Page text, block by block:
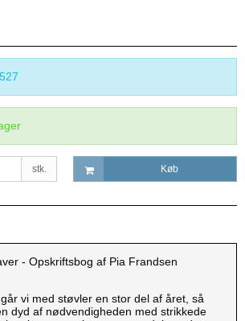
stk. Køb
- Opskriftsbog af Pia Frandsen
vi med støvler en stor del af året, så
dyd af nødvendigheden med strikkede